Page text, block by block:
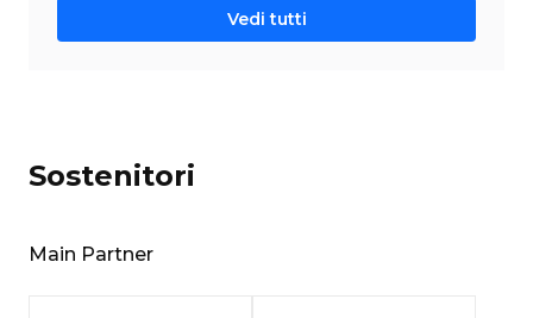
Vedi tutti
Sostenitori
Main Partner